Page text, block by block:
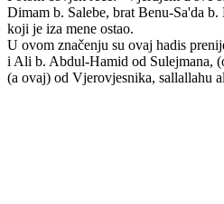
Dimam b. Salebe, brat Benu-Sa'da
koji je iza mene ostao.
U ovom značenju su ovaj hadis
i Ali b. Abdul-Hamid od Sulejmana,
(a ovaj) od Vjerovjesnika, sallallahu